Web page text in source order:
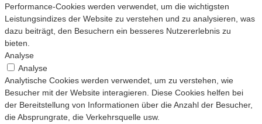
Performance-Cookies werden verwendet, um die wichtigsten
Leistungsindizes der Website zu verstehen und zu analysieren, was
dazu beiträgt, den Besuchern ein besseres Nutzererlebnis zu
bieten.
Analyse
Analyse
Analytische Cookies werden verwendet, um zu verstehen, wie
Besucher mit der Website interagieren. Diese Cookies helfen bei
der Bereitstellung von Informationen über die Anzahl der Besucher,
die Absprungrate, die Verkehrsquelle usw.